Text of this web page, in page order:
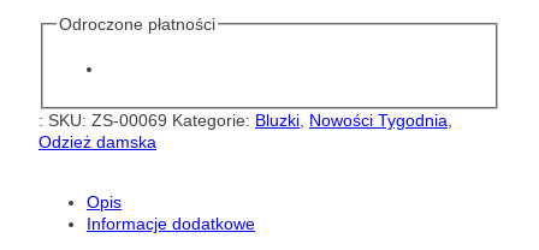
Odroczone płatności
: SKU: ZS-00069 Kategorie: Bluzki Nowości Tygodnia
Odzież damska
Opis
Informacje dodatkowe